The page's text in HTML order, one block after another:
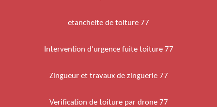
etancheite de toiture 77
Intervention d'urgence fuite toiture 77
Zingueur et travaux de zinguerie 77
Verification de toiture par drone 77